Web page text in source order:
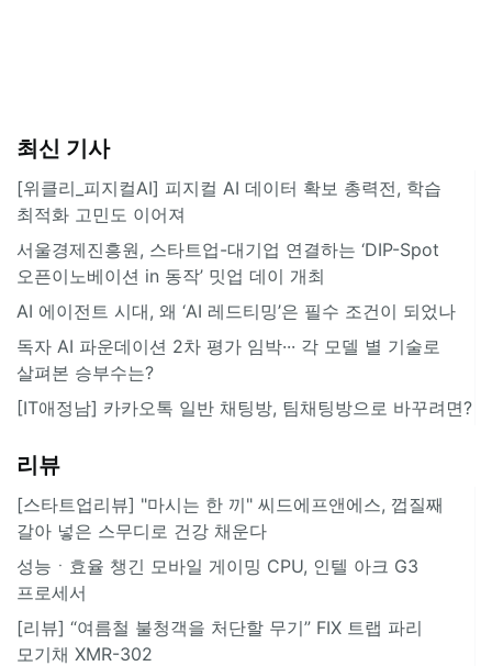
최신 기사
[위클리_피지컬AI] 피지컬 AI 데이터 확보 총력전, 학습
최적화 고민도 이어져
서울경제진흥원, 스타트업-대기업 연결하는 ‘DIP-Spot
오픈이노베이션 in 동작’ 밋업 데이 개최
AI 에이전트 시대, 왜 ‘AI 레드티밍’은 필수 조건이 되었나
독자 AI 파운데이션 2차 평가 임박··· 각 모델 별 기술로
살펴본 승부수는?
[IT애정남] 카카오톡 일반 채팅방, 팀채팅방으로 바꾸려면?
리뷰
[스타트업리뷰] "마시는 한 끼" 씨드에프앤에스, 껍질째
갈아 넣은 스무디로 건강 채운다
성능ㆍ효율 챙긴 모바일 게이밍 CPU, 인텔 아크 G3
프로세서
[리뷰] “여름철 불청객을 처단할 무기” FIX 트랩 파리
모기채 XMR-302